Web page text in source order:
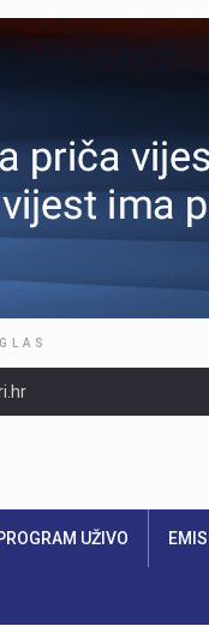
UŽIVO